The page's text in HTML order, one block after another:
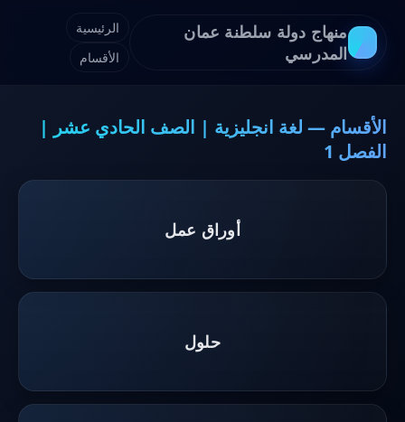
منهاج دولة سلطنة عمان
المدرسي
الرئيسية
الأقسام
الأقسام — لغة انجليزية | الصف الحادي عشر |
الفصل 1
أوراق عمل
حلول